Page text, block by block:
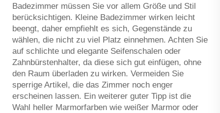
Badezimmer müssen Sie vor allem Größe und Stil
berücksichtigen. Kleine Badezimmer wirken leicht
beengt, daher empfiehlt es sich, Gegenstände zu
wählen, die nicht zu viel Platz einnehmen. Achten Sie
auf schlichte und elegante Seifenschalen oder
Zahnbürstenhalter, da diese sich gut einfügen, ohne
den Raum überladen zu wirken. Vermeiden Sie
sperrige Artikel, die das Zimmer noch enger
erscheinen lassen. Ein weiterer guter Tipp ist die
Wahl heller Marmorfarben wie weißer Marmor oder